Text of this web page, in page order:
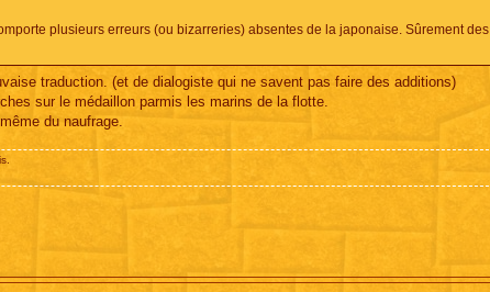
plusieurs erreurs (ou bizarreries) absentes de la japonaise. Sûrement des
traduction. (et de dialogiste qui ne savent pas faire des additions)
sur le médaillon parmis les marins de la flotte.
du naufrage.